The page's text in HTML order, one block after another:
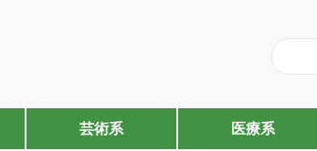
芸術系 医療系